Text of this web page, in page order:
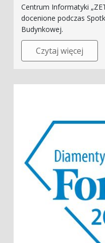
Centrum Informatyki
docenione podczas
Budynkowej.
Czytaj więcej